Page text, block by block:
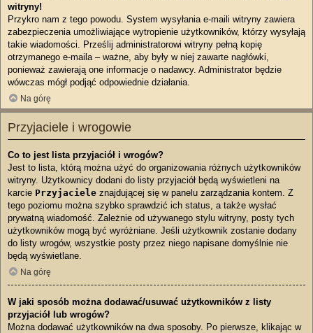
witryny!
Przykro nam z tego powodu. System wysyłania e-maili witryny zawiera
zabezpieczenia umożliwiające wytropienie użytkowników, którzy wysyłają
takie wiadomości. Prześlij administratorowi witryny pełną kopię
otrzymanego e-maila – ważne, aby były w niej zawarte nagłówki,
ponieważ zawierają one informacje o nadawcy. Administrator będzie
wówczas mógł podjąć odpowiednie działania.
Na górę
Przyjaciele i wrogowie
Co to jest lista przyjaciół i wrogów?
Jest to lista, którą można użyć do organizowania różnych użytkowników
witryny. Użytkownicy dodani do listy przyjaciół będą wyświetleni na
karcie Przyjaciele znajdującej się w panelu zarządzania kontem. Z
tego poziomu można szybko sprawdzić ich status, a także wysłać
prywatną wiadomość. Zależnie od używanego stylu witryny, posty tych
użytkowników mogą być wyróżniane. Jeśli użytkownik zostanie dodany
do listy wrogów, wszystkie posty przez niego napisane domyślnie nie
będą wyświetlane.
Na górę
W jaki sposób można dodawać/usuwać użytkowników z listy
przyjaciół lub wrogów?
Można dodawać użytkowników na dwa sposoby. Po pierwsze, klikając w